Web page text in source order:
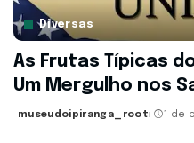
Diversas
As Frutas Típicas
Um Mergulho nos
museudoipiranga_root 1 de